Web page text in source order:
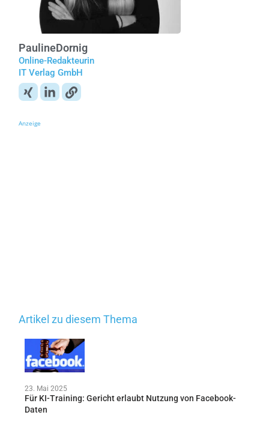
PaulineDornig
Online-Redakteurin
IT Verlag GmbH
Anzeige
Artikel zu diesem Thema
23. Mai 2025
Für KI-Training: Gericht erlaubt Nutzung von Facebook-
Daten